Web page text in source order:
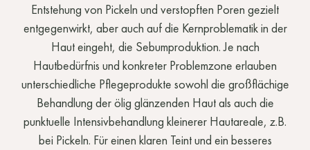
Entstehung von Pickeln und verstopften Poren gezielt
entgegenwirkt, aber auch auf die Kernproblematik in der
Haut eingeht, die Sebumproduktion. Je nach
Hautbedürfnis und konkreter Problemzone erlauben
unterschiedliche Pflegeprodukte sowohl die großflächige
Behandlung der ölig glänzenden Haut als auch die
punktuelle Intensivbehandlung kleinerer Hautareale, z.B.
bei Pickeln. Für einen klaren Teint und ein besseres